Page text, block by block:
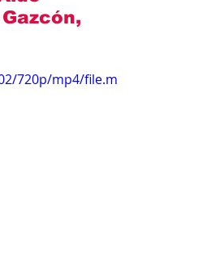
720p/mp4/file.m